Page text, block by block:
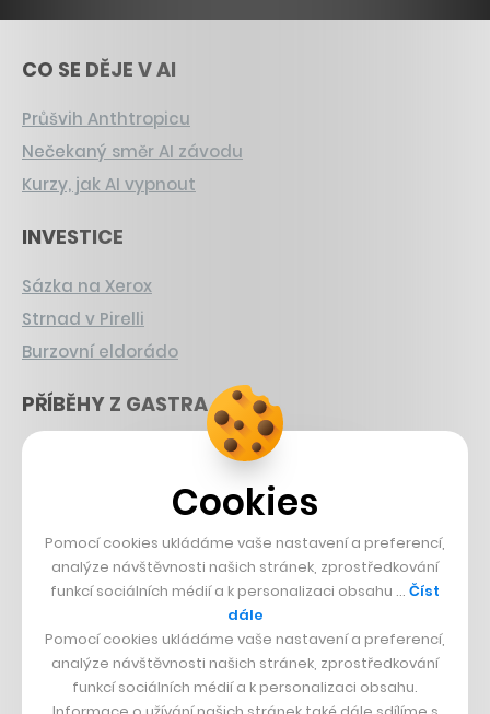
CO SE DĚJE V AI
Průšvih Anthtropicu
Nečekaný směr AI závodu
Kurzy, jak AI vypnout
INVESTICE
Sázka na Xerox
Strnad v Pirelli
Burzovní eldorádo
PŘÍBĚHY Z GASTRA
Boční projekt, co se zvrtnul
Francouzský šéfkuchař na Šumavě
Dva golfisti, co pečou
DESIGN
Originální hodinky
Nábytek z betonu
Cookies
Pomocí cookies ukládáme vaše nastavení a preferencí,
analýze návštěvnosti našich stránek, zprostředkování
funkcí sociálních médií a k personalizaci obsahu … Číst
dále
Pomocí cookies ukládáme vaše nastavení a preferencí,
analýze návštěvnosti našich stránek, zprostředkování
funkcí sociálních médií a k personalizaci obsahu.